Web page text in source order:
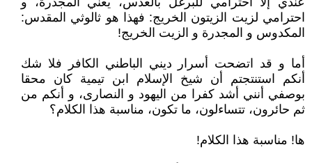
احترامي لزيت الزيتون الخريج: فهذا هو ثالوثي المقدس:
المكدوس و المجدرة و الزيت الخريج!
أما و قد اتضحت أسرار ديني الباطني الكافر فلا شك
أنكم استنتجتم أن شيخ الإسلام ابن تيمية كان محقا
بوصفي أنني أشد كفرا من اليهود و النصارى، و أنكم من
ثم حائرون، تتساءلون، ما تكون، مناسبة هذا الكلام؟
ها! مناسبة هذا الكلام!